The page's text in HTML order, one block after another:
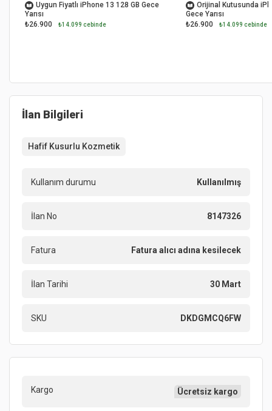
Uygun Fiyatlı iPhone 13 128 GB Gece
Yarısı
₺26.900
₺14.099 cebinde
Orijinal Kutusunda
Gece Yarısı
₺26.900
₺14.099 cebinde
İlan Bilgileri
Hafif Kusurlu Kozmetik
Kullanım durumu Kullanılmış
İlan No 8147326
Fatura Fatura alıcı adına kesilecek
İlan Tarihi 30 Mart
SKU DKDGMCQ6FW
Kargo Ücretsiz kargo